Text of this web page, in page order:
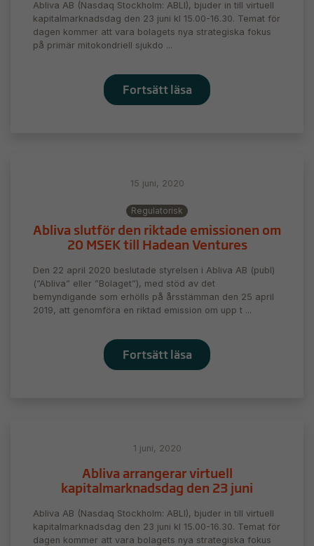
Abliva AB (Nasdaq Stockholm: ABLI), bjuder in till virtuell
kapitalmarknadsdag den 23 juni kl 15.00-16.30. Temat för
dagen kommer att vara bolagets nya strategiska fokus
på primär mitokondriell sjukdo ...
Fortsätt läsa
15 juni, 2020
Regulatorisk
Abliva slutför den riktade emissionen om
20 MSEK till Hadean Ventures
Den 22 april 2020 beslutade styrelsen i Abliva AB (publ)
(”Abliva” eller ”Bolaget”), med stöd av det
bemyndigande som erhölls på årsstämman den 25 april
2019, att genomföra en riktad emission om upp t ...
Fortsätt läsa
1 juni, 2020
Abliva arrangerar virtuell
kapitalmarknadsdag den 23 juni
Abliva AB (Nasdaq Stockholm: ABLI), bjuder in till virtuell
kapitalmarknadsdag den 23 juni kl 15.00-16.30. Temat för
dagen kommer att vara bolagets nya strategiska fokus
Nödvändiga
Dessa kakor
går inte att
välja bort. De
behövs för
över huvud
taget ska
fungera.
Statistik
För att vi ska
uppbyggnad,
hur
hemsidan